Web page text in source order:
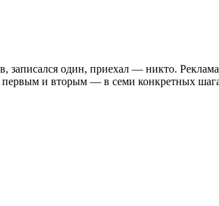
записался один, приехал — никто.
первым и вторым — в семи конкретных